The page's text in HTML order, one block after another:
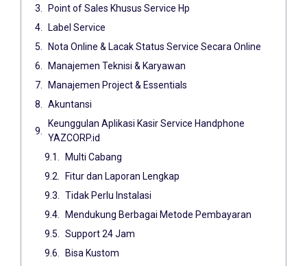
Point of Sales Khusus Service Hp
Label Service
Nota Online & Lacak Status Service Secara Online
Manajemen Teknisi & Karyawan
Manajemen Project & Essentials
Akuntansi
Keunggulan Aplikasi Kasir Service Handphone
YAZCORP.id
Multi Cabang
Fitur dan Laporan Lengkap
Tidak Perlu Instalasi
Mendukung Berbagai Metode Pembayaran
Support 24 Jam
Bisa Kustom